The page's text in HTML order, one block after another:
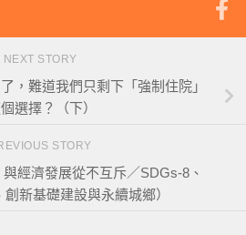
NEXT STORY
，難道我們只剩下「強制住院」
選擇？（下）
STORY
與經濟發展從不互斥／SDGs-8、
新基礎建設與永續城鄉）